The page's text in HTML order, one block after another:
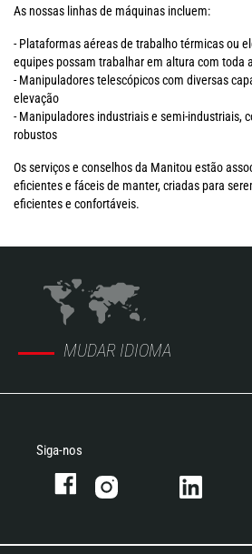
As nossas linhas de máquinas incluem:
- Plataformas aéreas de trabalho térmicas ou
equipes possam trabalhar em altura com toda
- Manipuladores telescópicos com diversas
elevação
- Manipuladores industriais e semi-industriais,
robustos
Os serviços e conselhos da Manitou estão
eficientes e fáceis de manter, criadas para
eficientes e confortáveis.
MUDAR IDIOMA
Siga-nos